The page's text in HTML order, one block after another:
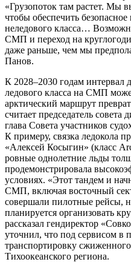
«Грузопоток там растет. Мы
чтобы обеспечить
неледового класса…
СМП и переход на
даже раньше, чем мы
Панов.
К 2028–2030 годам интервал
ледового класса на СМП
арктический маршрут
считает председатель совета
глава Совета участников
К примеру, связка ледокола
«Алексей Косыгин» (класс
ровные однолетние льды
продемонстрировала
условиях. «Этот тандем и
СМП, включая восточный
совершали пилотные рейсы,
планируется организовать
рассказал гендиректор
уточнил, что под сервисом в
транспортировку
Тихоокеанского региона.